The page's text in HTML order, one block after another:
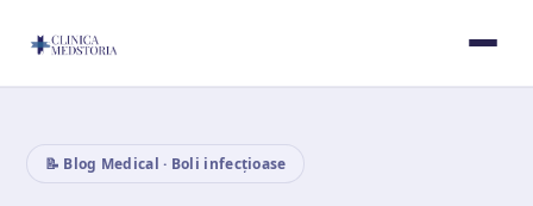
📝 Blog Medical · Boli infecțioase